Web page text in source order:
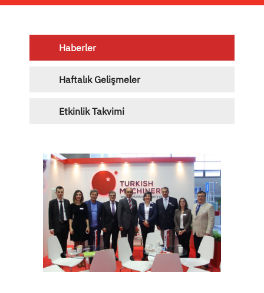
Haberler
Haftalık Gelişmeler
Etkinlik Takvimi